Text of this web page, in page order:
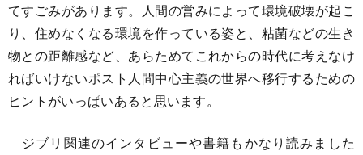
てすごみがあります。人間の営みによって環境破壊が起こ
り、住めなくなる環境を作っている姿と、粘菌などの生き
物との距離感など、あらためてこれからの時代に考えなけ
ればいけないポスト人間中心主義の世界へ移行するための
ヒントがいっぱいあると思います。
ジブリ関連のインタビューや書籍もかなり読みました